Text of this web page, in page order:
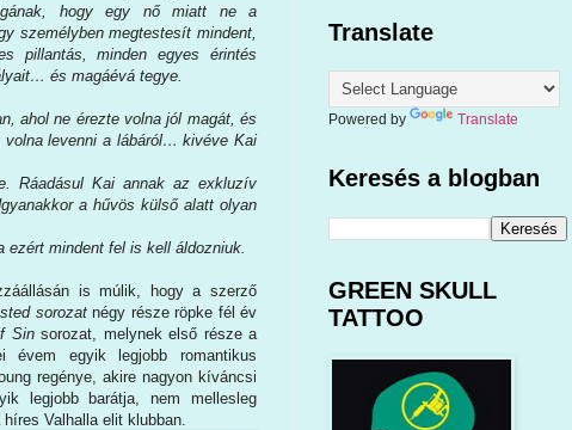
hogy egy nő miatt ne a
személyben megtestesít mindent,
pillantás, minden egyes érintés
és magáévá tegye.
ahol ne érezte volna jól magát, és
levenni a lábáról… kivéve Kai
Ráadásul Kai annak az exkluzív
a hűvös külső alatt olyan
mindent fel is kell áldozniuk.
is múlik, hogy a szerző
sorozat négy része röpke fél év
Sinsorozat, melynek első része a
egyik legjobb romantikus
regénye, akire nagyon kíváncsi
legjobb barátja, nem mellesleg
Valhalla elit klubban.
Translate
Powered by Translate
Keresés a blogban
GREEN SKULL
TATTOO